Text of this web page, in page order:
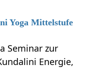
Yoga Mittelstufe
Seminar zur
Energie,